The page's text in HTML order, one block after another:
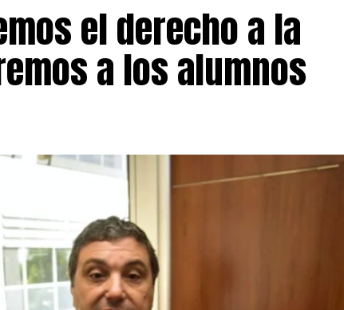
el derecho a la
a los alumnos